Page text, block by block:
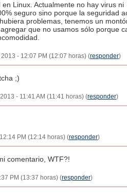
Linux. Actualmente no hay virus ni
seguro sino porque la seguridad
problemas, tenemos un
que no usamos sólo porque
- 12:07 PM (12:07 horas) (responder)
;)
- 11:41 AM (11:41 horas) (responder)
PM (12:14 horas) (responder)
comentario, WTF?!
PM (13:37 horas) (responder)